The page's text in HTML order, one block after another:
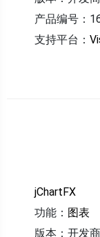
产品编号：
支持平台：
jChartFX
功能： 图表
版本： 开发商